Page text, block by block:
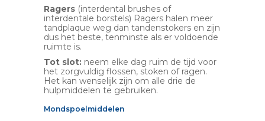
Ragers (interdental brushes of
interdentale borstels) Ragers halen meer
tandplaque weg dan tandenstokers en zijn
dus het beste, tenminste als er voldoende
ruimte is.
Tot slot: neem elke dag ruim de tijd voor
het zorgvuldig flossen, stoken of ragen.
Het kan wenselijk zijn om alle drie de
hulpmiddelen te gebruiken.
Mondspoelmiddelen